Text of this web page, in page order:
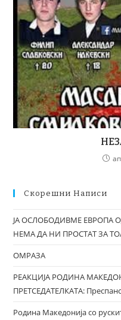
Скорешни Написи
ЈА ОСЛОБОДИВМЕ ЕВРОПА
НЕМА ДА НИ ПРОСТАТ ЗА
ОМРАЗА
РЕАКЦИЈА РОДИНА
ПРЕТСЕДАТЕЛКАТА:
Родина Македонија со